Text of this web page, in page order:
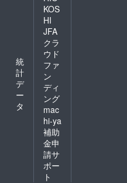
統
計
デ
ー
タ
KOS
HI
JFA
クラ
ウド
ファ
ン
ディ
ング
mac
hi-ya
補助
金申
請サ
ポー
ト